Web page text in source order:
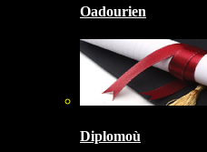
Oadourien
Diplomoù